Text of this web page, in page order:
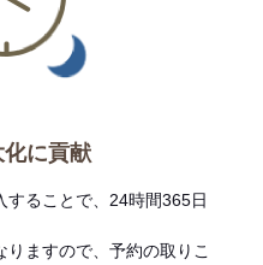
に貢献
することで、24時間365日
ますので、予約の取りこ